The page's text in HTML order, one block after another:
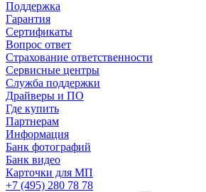
Поддержка
Гарантия
Сертификаты
Вопрос ответ
Страхование ответственности
Сервисные центры
Служба поддержки
Драйверы и ПО
Где купить
Партнерам
Информация
Банк фотографий
Банк видео
Карточки для МП
+7 (495) 280 78 78